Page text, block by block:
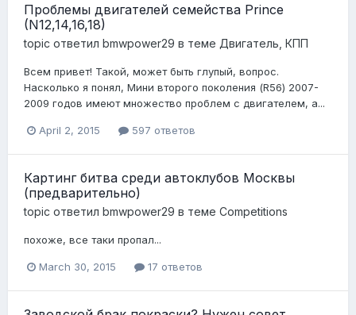
Проблемы двигателей семейства Prince
(N12,14,16,18)
topic ответил bmwpower29 в теме Двигатель, КПП
Всем привет! Такой, может быть глупый, вопрос.
Насколько я понял, Мини второго поколения (R56) 2007-
2009 годов имеют множество проблем с двигателем, а...
April 2, 2015 597 ответов
Картинг битва среди автоклубов Москвы
(предварительно)
topic ответил bmwpower29 в теме Competitions
похоже, все таки пропал...
March 30, 2015 17 ответов